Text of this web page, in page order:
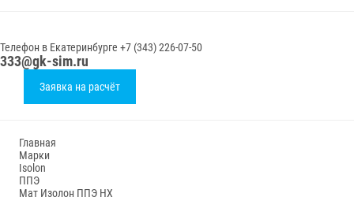
Телефон в Екатеринбурге +7 (343) 226-07-50
333@gk-sim.ru
Заявка на расчёт
Главная
Марки
Isolon
ППЭ
Мат Изолон ППЭ НХ